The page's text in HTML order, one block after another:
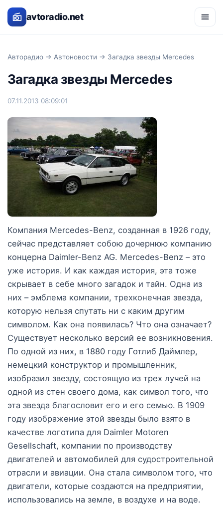
avtoradio.net
Авторадио → Автоновости → Загадка звезды Mercedes
Загадка звезды Mercedes
07.11.2013 08:09:01
Компания Mercedes-Benz, созданная в 1926 году,
сейчас представляет собою дочернюю компанию
концерна Daimler-Benz AG. Mercedes-Benz – это
уже история. И как каждая история, эта тоже
скрывает в себе много загадок и тайн. Одна из
них – эмблема компании, трехконечная звезда,
которую нельзя спутать ни с каким другим
символом. Как она появилась? Что она означает?
Существует несколько версий ее возникновения.
По одной из них, в 1880 году Готлиб Даймлер,
немецкий конструктор и промышленник,
изобразил звезду, состоящую из трех лучей на
одной из стен своего дома, как символ того, что
эта звезда благословит его и его семью. В 1909
году изображение этой звезды было взято в
качестве логотипа для Daimler Motoren
Gesellschaft, компании по производству
двигателей и автомобилей для судостроительной
отрасли и авиации. Она стала символом того, что
двигатели, которые создаются на предприятии,
использовались на земле, в воздухе и на воде.